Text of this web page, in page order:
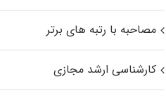
مصاحبه با رتبه های برتر
کارشناسی ارشد مجازی